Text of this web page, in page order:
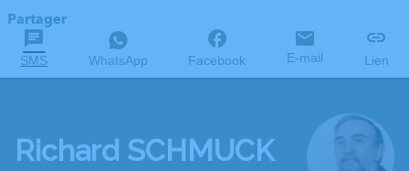
Partager
SMS WhatsApp Facebook E-mail Lien
Richard SCHMUCK